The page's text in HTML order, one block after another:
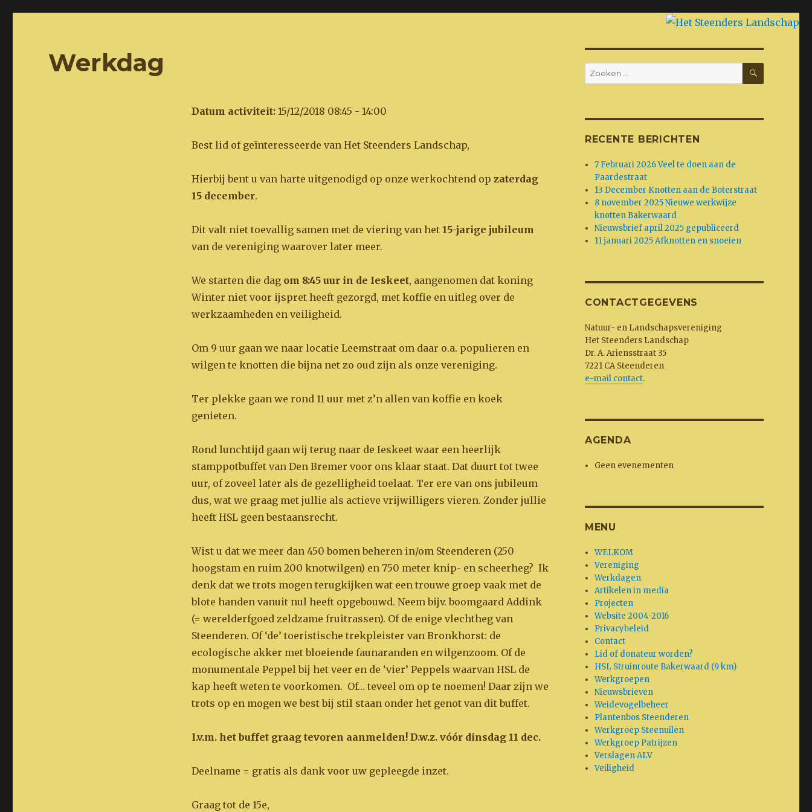
Werkdag
Datum activiteit:15/12/2018 08:45 - 14:00
Best lid of geïnteresseerde van Het Steenders Landschap,
Hierbij bent u van harte uitgenodigd op onze werkochtend op zaterdag
15 december.
Dit valt niet toevallig samen met de viering van het 15-jarige jubileum
van de vereniging waarover later meer.
We starten die dag om 8:45 uur in de Ieskeet, aangenomen dat koning
Winter niet voor ijspret heeft gezorgd, met koffie en uitleg over de
werkzaamheden en veiligheid.
Om 9 uur gaan we naar locatie Leemstraat om daar o.a. populieren en
wilgen te knotten die bijna net zo oud zijn als onze vereniging.
Ter plekke gaan we rond 11 uur met z’n allen van koffie en koek
genieten.
Rond lunchtijd gaan wij terug naar de Ieskeet waar een heerlijk
stamppotbuffet van Den Bremer voor ons klaar staat. Dat duurt tot twee
uur, of zoveel later als de gezelligheid toelaat. Ter ere van ons jubileum
dus, wat we graag met jullie als actieve vrijwilligers vieren. Zonder jullie
heeft HSL geen bestaansrecht.
Wist u dat we meer dan 450 bomen beheren in/om Steenderen (250
hoogstam en ruim 200 knotwilgen) en 750 meter knip- en scheerheg? Ik
denk dat we trots mogen terugkijken wat een trouwe groep vaak met de
blote handen vanuit nul heeft opgebouwd. Neem bijv. boomgaard Addink
(= werelderfgoed zeldzame fruitrassen). Of de enige vlechtheg van
Steenderen. Of ‘de’ toeristische trekpleister van Bronkhorst: de
ecologische akker met bloeiende faunaranden en wilgenzoom. Of de
monumentale Peppel bij het veer en de ‘vier’ Peppels waarvan HSL de
kap heeft weten te voorkomen. Of… teveel om op te noemen! Daar zijn we
trots op en mogen we best bij stil staan onder het genot van dit buffet.
I.v.m. het buffet graag tevoren aanmelden! D.w.z. vóór dinsdag 11 dec.
Deelname = gratis als dank voor uw gepleegde inzet.
Graag tot de 15e,
Zoeken
naar:
ZOEKEN
RECENTE BERICHTEN
7 Februari 2026 Veel te doen aan de
Paardestraat
13 December Knotten aan de Boterstraat
8 november 2025 Nieuwe werkwijze
knotten Bakerwaard
Nieuwsbrief april 2025 gepubliceerd
11 januari 2025 Afknotten en snoeien
CONTACTGEGEVENS
Natuur- en Landschapsvereniging
Het Steenders Landschap
Dr. A. Ariensstraat 35
7221 CA Steenderen
e-mail contact.
AGENDA
Geen evenementen
MENU
WELKOM
Vereniging
Werkdagen
Artikelen in media
Projecten
Website 2004-2016
Privacybeleid
Contact
Lid of donateur worden?
HSL Struinroute Bakerwaard (9 km)
Werkgroepen
Nieuwsbrieven
Weidevogelbeheer
Plantenbos Steenderen
Werkgroep Steenuilen
Werkgroep Patrijzen
Verslagen ALV
Veiligheid